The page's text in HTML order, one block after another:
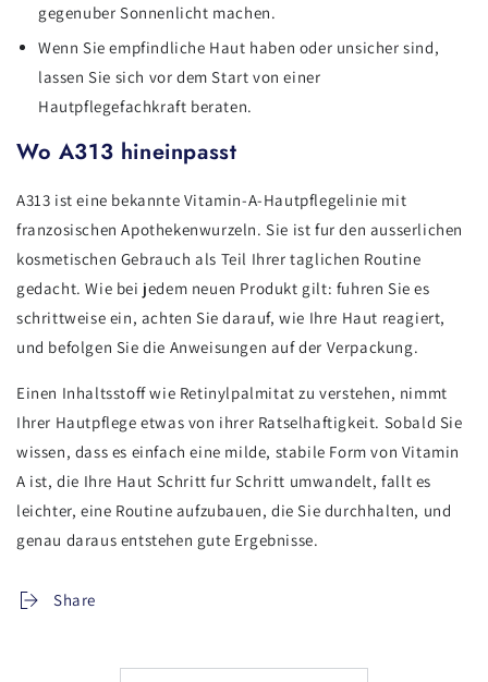
gegenuber Sonnenlicht machen.
Wenn Sie empfindliche Haut haben oder unsicher sind,
lassen Sie sich vor dem Start von einer
Hautpflegefachkraft beraten.
Wo A313 hineinpasst
A313 ist eine bekannte Vitamin-A-Hautpflegelinie mit
franzosischen Apothekenwurzeln. Sie ist fur den ausserlichen
kosmetischen Gebrauch als Teil Ihrer taglichen Routine
gedacht. Wie bei jedem neuen Produkt gilt: fuhren Sie es
schrittweise ein, achten Sie darauf, wie Ihre Haut reagiert,
und befolgen Sie die Anweisungen auf der Verpackung.
Einen Inhaltsstoff wie Retinylpalmitat zu verstehen, nimmt
Ihrer Hautpflege etwas von ihrer Ratselhaftigkeit. Sobald Sie
wissen, dass es einfach eine milde, stabile Form von Vitamin
A ist, die Ihre Haut Schritt fur Schritt umwandelt, fallt es
leichter, eine Routine aufzubauen, die Sie durchhalten, und
genau daraus entstehen gute Ergebnisse.
Share